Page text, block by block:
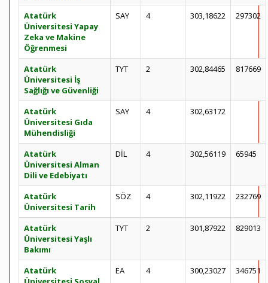
Atatürk
Üniversitesi Yapay
Zeka ve Makine
Öğrenmesi
SAY 4 303,18622 297302
Atatürk
Üniversitesi İş
Sağlığı ve Güvenliği
TYT 2 302,84465 817669
Atatürk
Üniversitesi Gıda
Mühendisliği
SAY 4 302,63172
Atatürk
Üniversitesi Alman
Dili ve Edebiyatı
DİL 4 302,56119 65945
Atatürk
Üniversitesi Tarih
SÖZ 4 302,11922 232769
Atatürk
Üniversitesi Yaşlı
Bakımı
TYT 2 301,87922 829013
Atatürk
EA 4 300,23027 346751